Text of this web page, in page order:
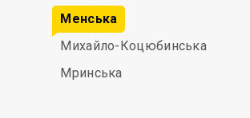
Менська
Михайло-Коцюбинська
Мринська